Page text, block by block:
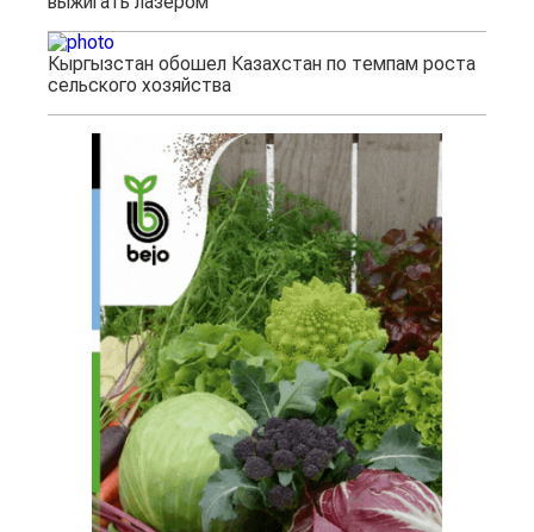
Кыргызстан обошел Казахстан по темпам роста
сельского хозяйства